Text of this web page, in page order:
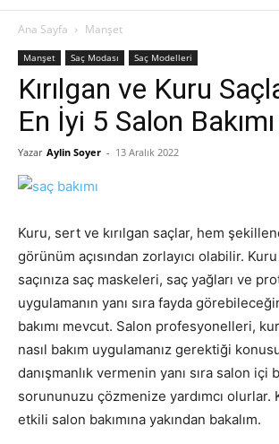
Ana Sayfa Manşet
Manşet Saç Modası Saç Modelleri
Kırılgan ve Kuru
En İyi 5 Salon Bakımı
Yazar Aylin Soyer - 13 Aralık 2022
Kuru, sert ve kırılgan saçlar, hem
görünüm açısından zorlayıcı olabilir.
saçınıza saç maskeleri, saç yağları ve
uygulamanın yanı sıra fayda
bakımı mevcut. Salon profesyonelleri,
nasıl bakım uygulamanız gerektiği
danışmanlık vermenin yanı sıra salon içi
sorununuzu çözmenize yardımcı olurlar.
etkili salon bakımına yakından bakalım.